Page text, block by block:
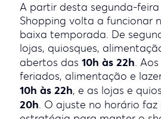
A partir desta segunda-feira
Shopping volta a funcionar
baixa temporada. De
lojas, quiosques,
abertos das10h às 22h.
feriados, alimentação e
10h às 22h, e as lojas e
20h. O ajuste no horário